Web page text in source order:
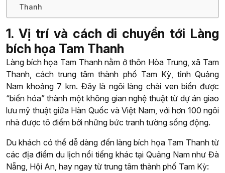
Thanh
1. Vị trí và cách di chuyển tới Làng
bích họa Tam Thanh
Làng bích họa Tam Thanh nằm ở thôn Hòa Trung, xã Tam
Thanh, cách trung tâm thành phố Tam Kỳ, tỉnh Quảng
Nam khoảng 7 km. Đây là ngôi làng chài ven biển được
“biến hóa” thành một không gian nghệ thuật từ dự án giao
lưu mỹ thuật giữa Hàn Quốc và Việt Nam, với hơn 100 ngôi
nhà được tô điểm bởi những bức tranh tường sống động.
Du khách có thể dễ dàng đến làng bích họa Tam Thanh từ
các địa điểm du lịch nổi tiếng khác tại Quảng Nam như Đà
Nẵng, Hội An, hay ngay từ trung tâm thành phố Tam Kỳ: